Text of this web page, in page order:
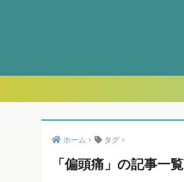
ホーム タグ
「偏頭痛」の記事一覧